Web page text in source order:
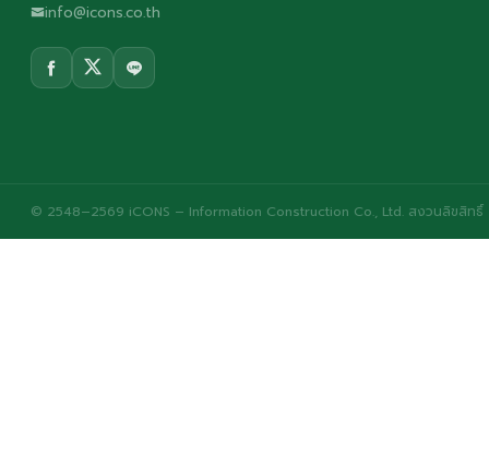
info@icons.co.th
© 2548–2569 iCONS – Information Construction Co., Ltd. สงวนลิขสิทธิ์